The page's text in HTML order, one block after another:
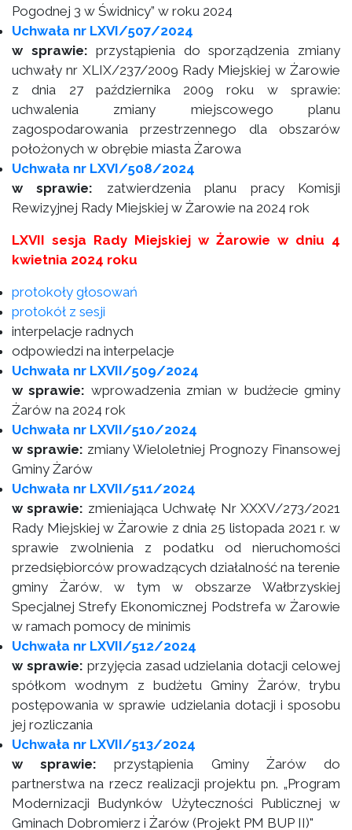
Pogodnej 3 w Świdnicy” w roku 2024
Uchwała nr LXVI/507/2024
w sprawie: przystąpienia do sporządzenia zmiany
uchwały nr XLIX/237/2009 Rady Miejskiej w Żarowie
z dnia 27 października 2009 roku w sprawie:
uchwalenia zmiany miejscowego planu
zagospodarowania przestrzennego dla obszarów
położonych w obrębie miasta Żarowa
Uchwała nr LXVI/508/2024
w sprawie: zatwierdzenia planu pracy Komisji
Rewizyjnej Rady Miejskiej w Żarowie na 2024 rok
LXVII sesja Rady Miejskiej w Żarowie w dniu 4
kwietnia 2024 roku
protokoły głosowań
protokół z sesji
interpelacje radnych
odpowiedzi na interpelacje
Uchwała nr LXVII/509/2024
w sprawie: wprowadzenia zmian w budżecie gminy
Żarów na 2024 rok
Uchwała nr LXVII/510/2024
w sprawie: zmiany Wieloletniej Prognozy Finansowej
Gminy Żarów
Uchwała nr LXVII/511/2024
w sprawie: zmieniająca Uchwałę Nr XXXV/273/2021
Rady Miejskiej w Żarowie z dnia 25 listopada 2021 r. w
sprawie zwolnienia z podatku od nieruchomości
przedsiębiorców prowadzących działalność na terenie
gminy Żarów, w tym w obszarze Wałbrzyskiej
Specjalnej Strefy Ekonomicznej Podstrefa w Żarowie
w ramach pomocy de minimis
Uchwała nr LXVII/512/2024
w sprawie: przyjęcia zasad udzielania dotacji celowej
spółkom wodnym z budżetu Gminy Żarów, trybu
postępowania w sprawie udzielania dotacji i sposobu
jej rozliczania
Uchwała nr LXVII/513/2024
w sprawie: przystąpienia Gminy Żarów do
partnerstwa na rzecz realizacji projektu pn. „Program
Modernizacji Budynków Użyteczności Publicznej w
Gminach Dobromierz i Żarów (Projekt PM BUP II)"